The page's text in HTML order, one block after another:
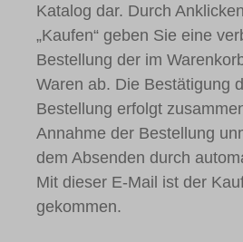
Katalog dar. Durch
„Kaufen“ geben Sie eine
Bestellung der im
Waren ab. Die Bestätigung
Bestellung erfolgt
Annahme der Bestellung
dem Absenden durch
Mit dieser E-Mail ist der
gekommen.